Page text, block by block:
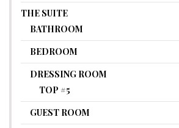
THE SUITE
BATHROOM
BEDROOM
DRESSING ROOM
TOP #5
GUEST ROOM